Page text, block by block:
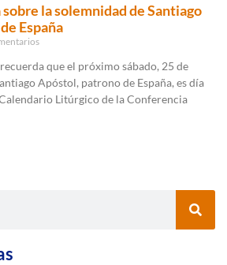
la solemnidad de Santiago
España
que el próximo sábado, 25 de
Apóstol, patrono de España, es día
Litúrgico de la Conferencia